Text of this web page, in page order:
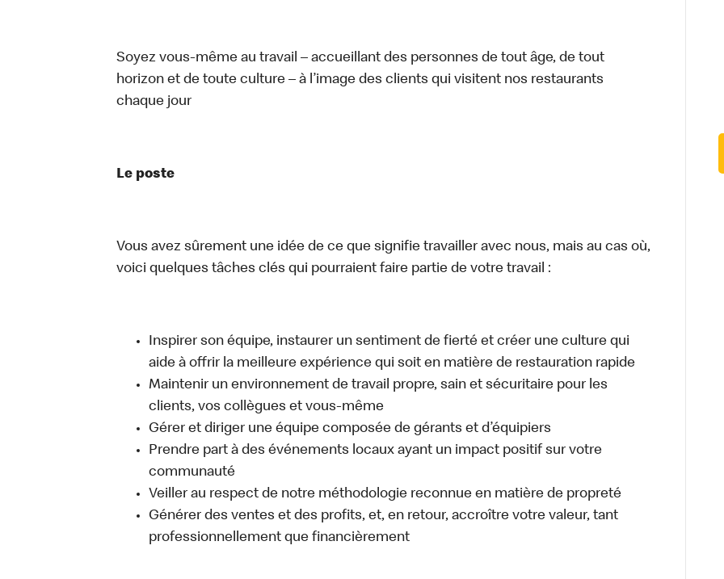
Soyez vous-même au travail – accueillant des personnes de tout âge, de tout
horizon et de toute culture – à l’image des clients qui visitent nos restaurants
chaque jour
Le poste
Vous avez sûrement une idée de ce que signifie travailler avec nous, mais au cas où,
voici quelques tâches clés qui pourraient faire partie de votre travail :
Inspirer son équipe, instaurer un sentiment de fierté et créer une culture qui
aide à offrir la meilleure expérience qui soit en matière de restauration rapide
Maintenir un environnement de travail propre, sain et sécuritaire pour les
clients, vos collègues et vous-même
Gérer et diriger une équipe composée de gérants et d’équipiers
Prendre part à des événements locaux ayant un impact positif sur votre
communauté
Veiller au respect de notre méthodologie reconnue en matière de propreté
Générer des ventes et des profits, et, en retour, accroître votre valeur, tant
professionnellement que financièrement